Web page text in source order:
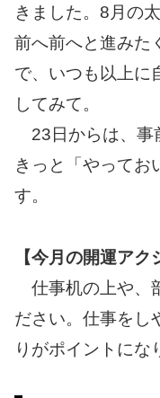
きました。8月の
前へ前へと進みた
で、いつも以上に
してみて。
23日からは、事
きっと「やってお
す。
【今月の開運アク
仕事机の上や、
ださい。仕事をし
りがポイントにな